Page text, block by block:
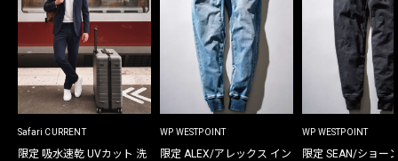
Safari CURRENT
限定 吸水速乾 UVカット 洗
WP WESTPOINT
限定 ALEX/アレックス イン
WP WESTPOINT
限定 SEAN/ショー